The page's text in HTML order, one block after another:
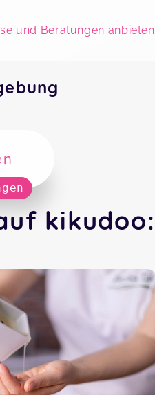
und Beratungen anbieten
kikudoo: